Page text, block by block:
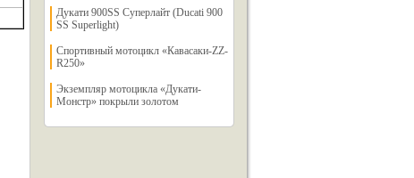
Дукати 900SS Суперлайт (Ducati 900
SS Superlight)
Спортивный мотоцикл «Кавасаки-ZZ-
R250»
Экземпляр мотоцикла «Дукати-
Монстр» покрыли золотом